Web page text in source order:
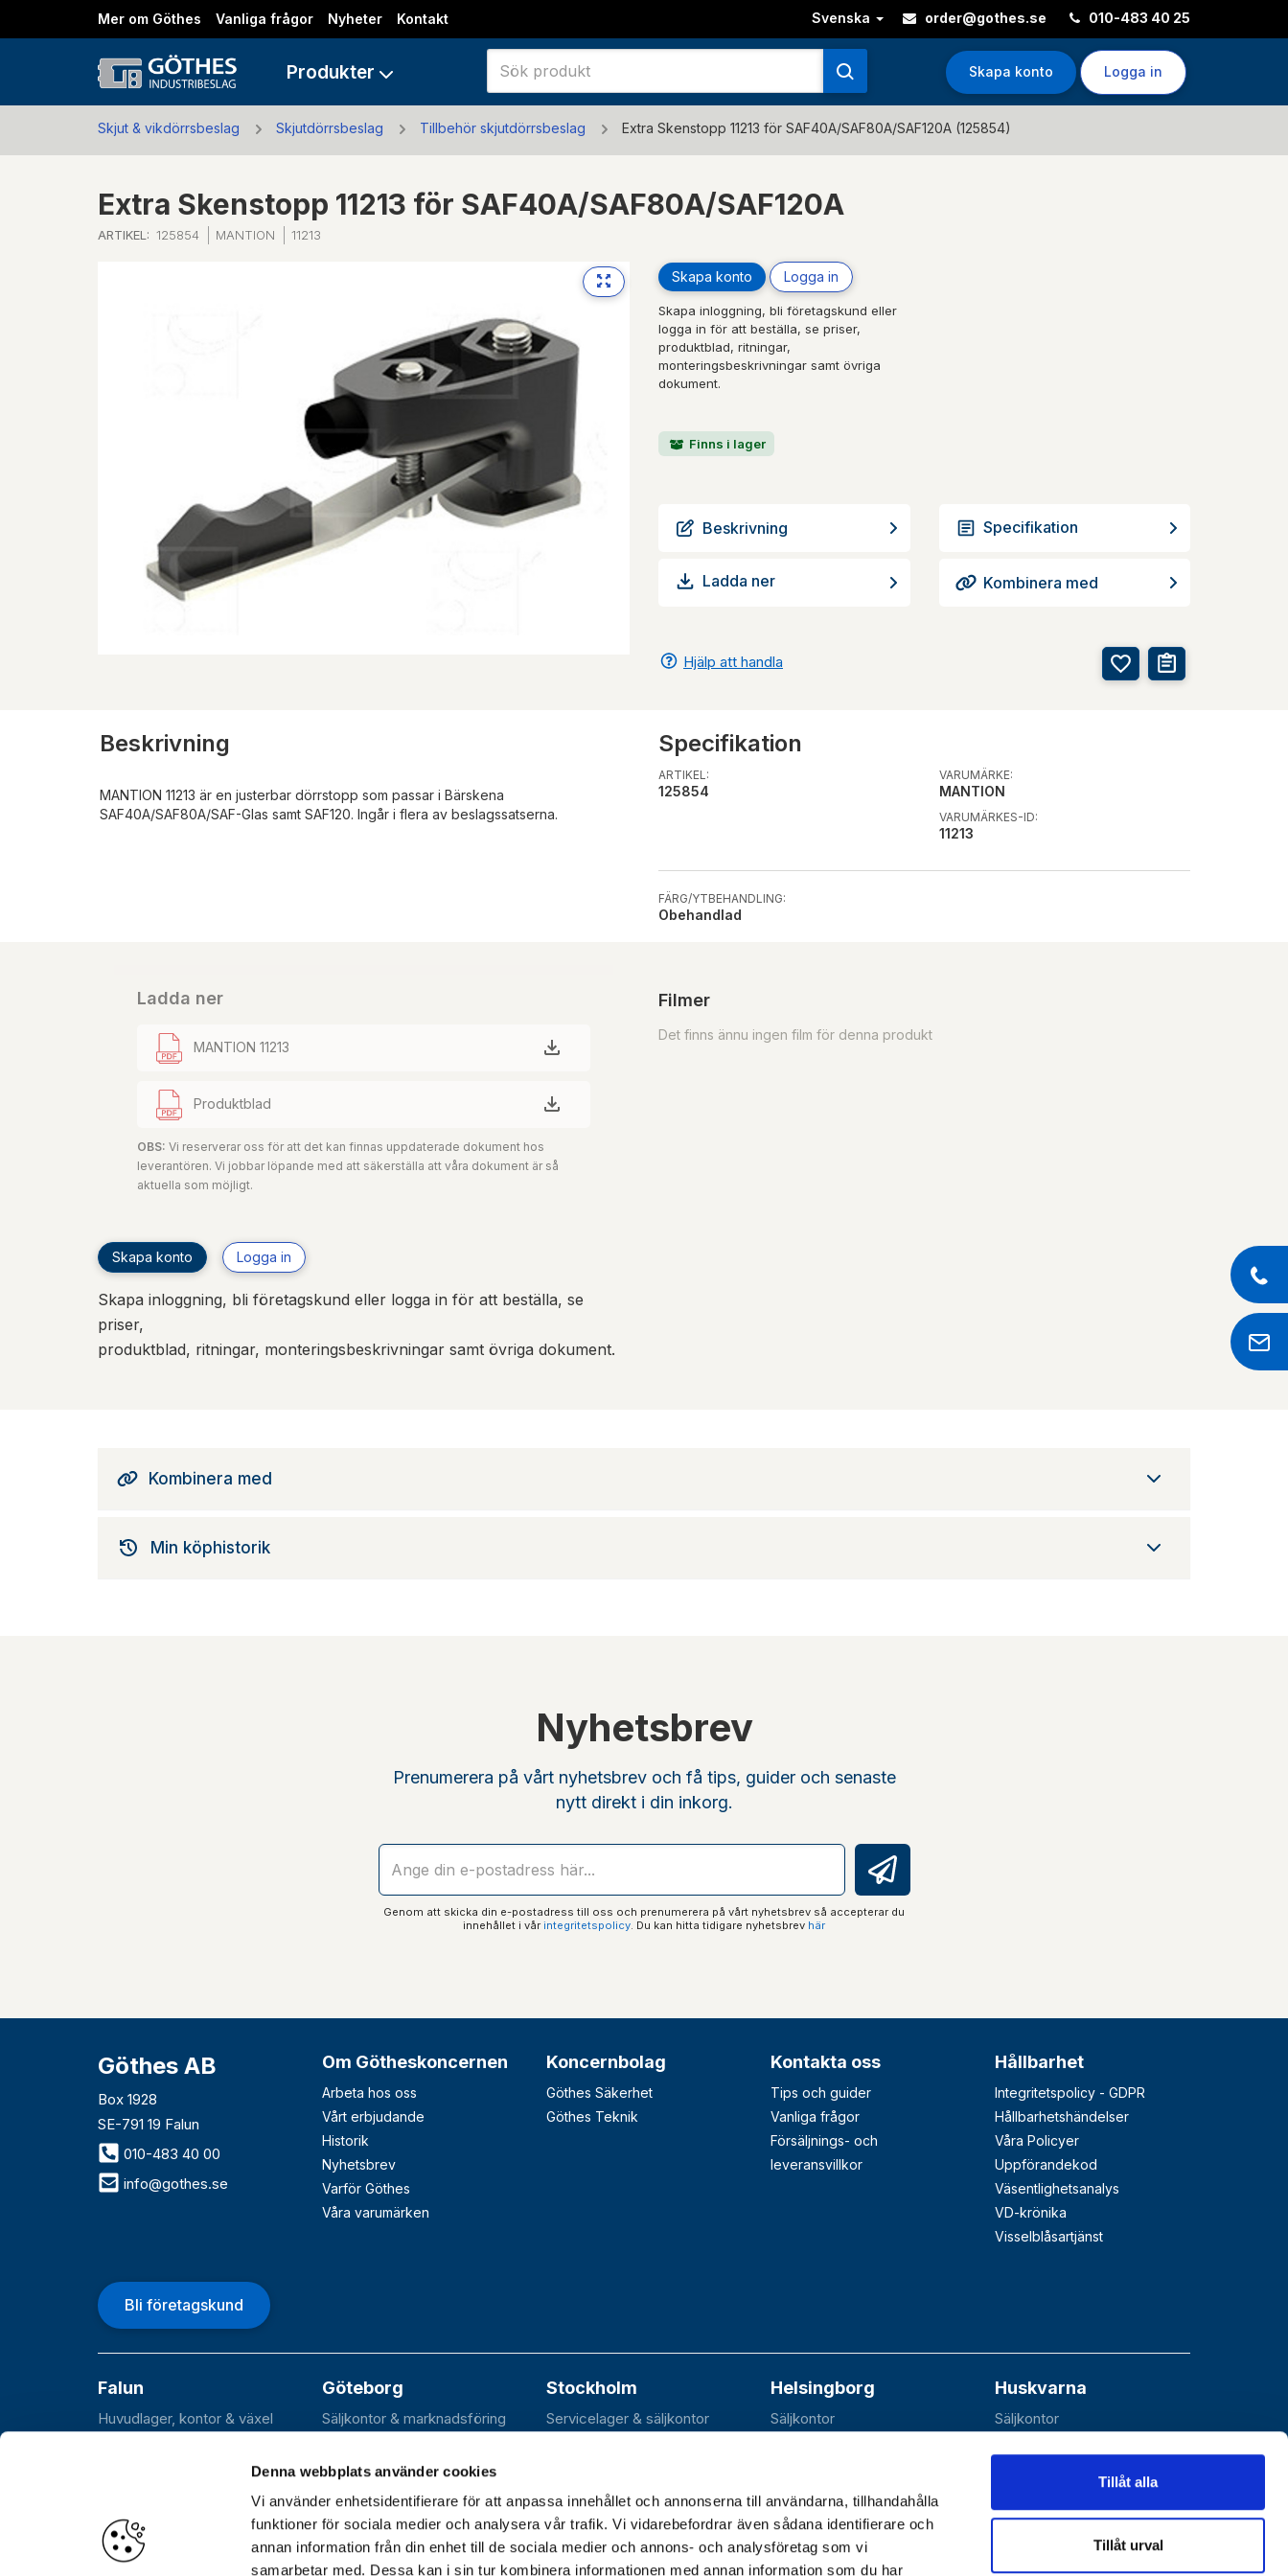
Denna webbplats använder cookies
Vi använder enhetsidentifierare för att anpassa innehållet och annonserna till användarna, tillhandahålla
funktioner för sociala medier och analysera vår trafik. Vi vidarebefordrar även sådana identifierare och
annan information från din enhet till de sociala medier och annons- och analysföretag som vi
samarbetar med. Dessa kan i sin tur kombinera informationen med annan information som du har
Tillåt alla
Tillåt urval
Mer om Göthes Vanliga frågor Nyheter Kontakt Svenska order@gothes.se 010-483 40 25
Skapa konto Logga in
Produkter
Skjut & vikdörrsbeslag Skjutdörrsbeslag Tillbehör skjutdörrsbeslag Extra Skenstopp 11213 för SAF40A/SAF80A/SAF120A (125854)
Extra Skenstopp 11213 för SAF40A/SAF80A/SAF120A
ARTIKEL: 125854 MANTION 11213
Skapa konto Logga in
Skapa inloggning, bli företagskund eller
logga in för att beställa, se priser,
produktblad, ritningar,
monteringsbeskrivningar samt övriga
dokument.
Finns i lager
Beskrivning Specifikation
Ladda ner Kombinera med
Hjälp att handla
Beskrivning
MANTION 11213 är en justerbar dörrstopp som passar i Bärskena
SAF40A/SAF80A/SAF-Glas samt SAF120. Ingår i flera av beslagssatserna.
Specifikation
ARTIKEL:
125854
VARUMÄRKE:
MANTION
VARUMÄRKES-ID:
11213
FÄRG/YTBEHANDLING:
Obehandlad
Ladda ner
MANTION 11213
Produktblad
OBS: Vi reserverar oss för att det kan finnas uppdaterade dokument hos
leverantören. Vi jobbar löpande med att säkerställa att våra dokument är så
aktuella som möjligt.
Skapa konto Logga in
Skapa inloggning, bli företagskund eller logga in för att beställa, se
priser,
produktblad, ritningar, monteringsbeskrivningar samt övriga dokument.
Filmer
Det finns ännu ingen film för denna produkt
Kombinera med
Min köphistorik
Nyhetsbrev
Prenumerera på vårt nyhetsbrev och få tips, guider och senaste
nytt direkt i din inkorg.
Genom att skicka din e-postadress till oss och prenumerera på vårt nyhetsbrev så accepterar du
innehållet i vår integritetspolicy. Du kan hitta tidigare nyhetsbrev här
Göthes AB
Box 1928
SE-791 19 Falun
010-483 40 00
info@gothes.se
Om Götheskoncernen
Arbeta hos oss
Vårt erbjudande
Historik
Nyhetsbrev
Varför Göthes
Våra varumärken
Koncernbolag
Göthes Säkerhet
Göthes Teknik
Kontakta oss
Tips och guider
Vanliga frågor
Försäljnings- och
leveransvillkor
Hållbarhet
Integritetspolicy - GDPR
Hållbarhetshändelser
Våra Policyer
Uppförandekod
Väsentlighetsanalys
VD-krönika
Visselblåsartjänst
Bli företagskund
Falun
Huvudlager, kontor & växel
Göteborg
Säljkontor & marknadsföring
SE-431 37 Mölndal
Stockholm
Servicelager & säljkontor
Helsingborg
Säljkontor
Huskvarna
Säljkontor
Öppettider Huvudkontor, lager och växel: Vardagar 07.30–16.30 |